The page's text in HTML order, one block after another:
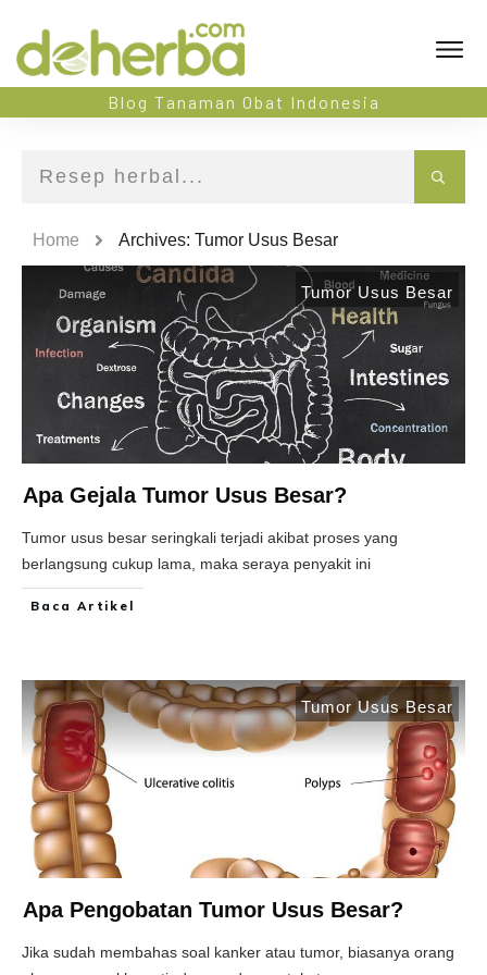
Blog Tanaman Obat Indonesia
Home Archives: Tumor Usus Besar
Tumor Usus Besar
Apa Gejala Tumor Usus Besar?
Tumor usus besar seringkali terjadi akibat proses yang
berlangsung cukup lama, maka seraya penyakit ini
Baca Artikel
Tumor Usus Besar
Apa Pengobatan Tumor Usus Besar?
Jika sudah membahas soal kanker atau tumor, biasanya orang